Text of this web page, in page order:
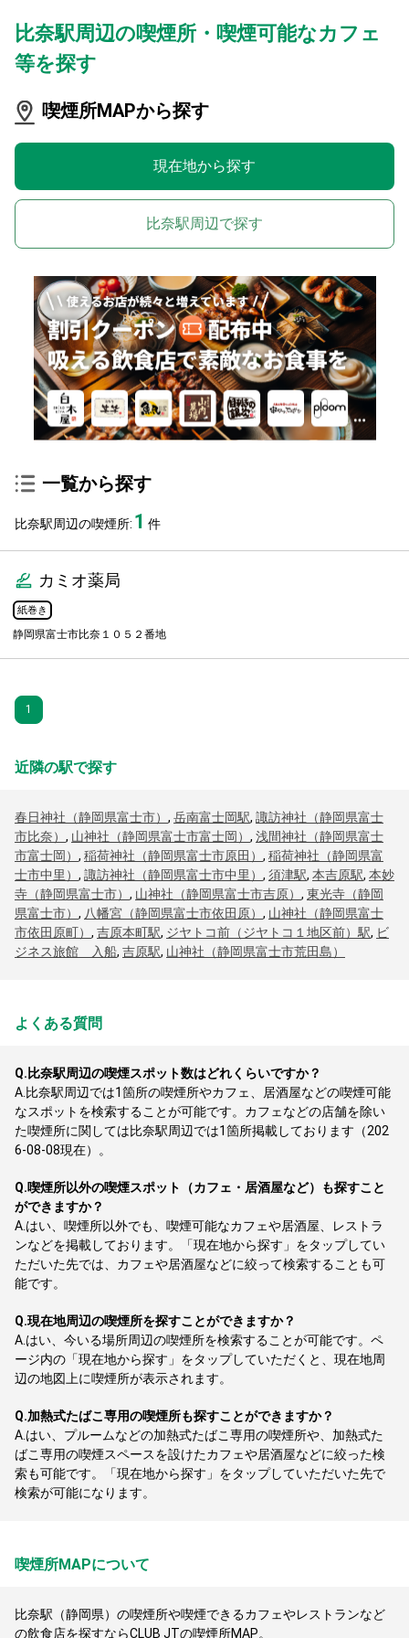
比奈駅周辺の喫煙所・喫煙可能なカフェ
等を探す
喫煙所MAPから探す
現在地から探す
比奈駅周辺で探す
一覧から探す
比奈駅周辺の喫煙所: 1 件
カミオ薬局
紙巻き
静岡県富士市比奈１０５２番地
1
近隣の駅で探す
春日神社（静岡県富士市） , 岳南富士岡駅, 諏訪神社（静岡県富士
市比奈） , 山神社（静岡県富士市富士岡） , 浅間神社（静岡県富士
市富士岡） , 稲荷神社（静岡県富士市原田） , 稲荷神社（静岡県富
士市中里） , 諏訪神社（静岡県富士市中里） , 須津駅, 本吉原駅, 本妙
寺（静岡県富士市） , 山神社（静岡県富士市吉原） , 東光寺（静岡
県富士市） , 八幡宮（静岡県富士市依田原） , 山神社（静岡県富士
市依田原町） , 吉原本町駅, ジヤトコ前（ジヤトコ１地区前）駅, ビ
ジネス旅館 入船, 吉原駅, 山神社（静岡県富士市荒田島）
よくある質問
Q. 比奈駅周辺の喫煙スポット数はどれくらいですか？
A. 比奈駅周辺では1箇所の喫煙所やカフェ、居酒屋などの喫煙可能
なスポットを検索することが可能です。カフェなどの店舗を除い
た喫煙所に関しては比奈駅周辺では1箇所掲載しております（202
6-08-08現在）。
Q.喫煙所以外の喫煙スポット（カフェ・居酒屋など）も探すこと
ができますか？
A. はい、喫煙所以外でも、喫煙可能なカフェや居酒屋、レストラ
ンなどを掲載しております。「現在地から探す」をタップしてい
ただいた先では、カフェや居酒屋などに絞って検索することも可
能です。
Q.現在地周辺の喫煙所を探すことができますか？
A. はい、今いる場所周辺の喫煙所を検索することが可能です。ペ
ージ内の「現在地から探す」をタップしていただくと、現在地周
辺の地図上に喫煙所が表示されます。
Q.加熱式たばこ専用の喫煙所も探すことができますか？
A. はい、プルームなどの加熱式たばこ専用の喫煙所や、加熱式た
ばこ専用の喫煙スペースを設けたカフェや居酒屋などに絞った検
索も可能です。「現在地から探す」をタップしていただいた先で
検索が可能になります。
喫煙所MAPについて
比奈駅（静岡県）の喫煙所や喫煙できるカフェやレストランなど
の飲食店を探すならCLUB JTの喫煙所MAP。